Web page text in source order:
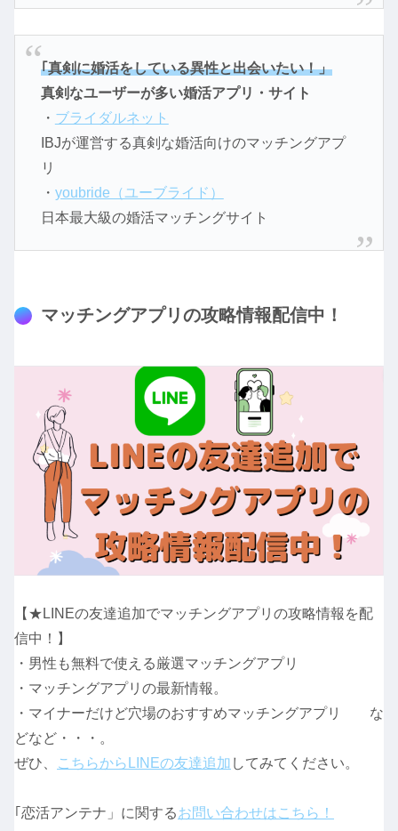
｢真剣に婚活をしている異性と出会いたい！」
真剣なユーザーが多い婚活アプリ・サイト
・ ブライダルネット
IBJが運営する真剣な婚活向けのマッチングアプ
リ
・ youbride（ユーブライド）
日本最大級の婚活マッチングサイト
マッチングアプリの攻略情報配信中！
【★LINEの友達追加でマッチングアプリの攻略情報を配
信中！】
・男性も無料で使える厳選マッチングアプリ
・マッチングアプリの最新情報。
・マイナーだけど穴場のおすすめマッチングアプリ な
どなど・・・。
ぜひ、
こちらからLINEの友達追加 してみてください。
｢恋活アンテナ」に関するお問い合わせはこちら！